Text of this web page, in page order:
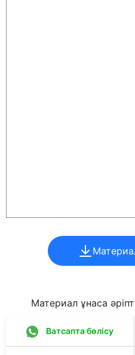
Материал ұнаса
Ватсапта бөлісу